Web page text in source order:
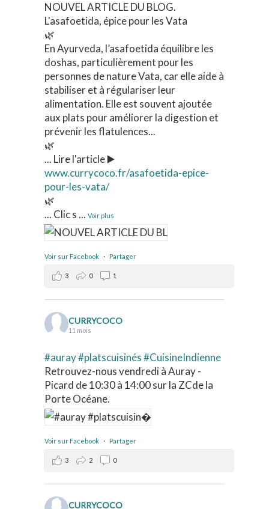
NOUVEL ARTICLE DU BLOG.
L'asafoetida, épice pour les Vata
🌿
En Ayurveda, l’asafoetida équilibre les
doshas, particulièrement pour les
personnes de nature Vata, car elle aide à
stabiliser et à régulariser leur
alimentation. Elle est souvent ajoutée
aux plats pour améliorer la digestion et
prévenir les flatulences...
🌿
... Lire l'article ▶️
www.currycoco.fr/asafoetida-epice-
pour-les-vata/
🌿
... Clic s... Voir plus
Voir sur Facebook · Partager
3 0 1
CURRYCOCO
11 mois
#auray#platscuisinés#CuisineIndienne
Retrouvez-nous vendredi à Auray -
Picard de 10:30 à 14:00 sur la ZCde la
Porte Océane.
Voir sur Facebook · Partager
3 2 0
CURRYCOCO